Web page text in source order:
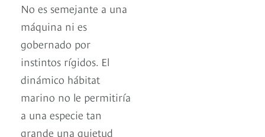
No es semejante a una
máquina ni es
gobernado por
instintos rígidos. El
dinámico hábitat
marino no le permitiría
a una especie tan
grande una quietud